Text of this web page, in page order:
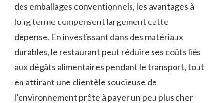
des emballages conventionnels, les avantages à
long terme compensent largement cette
dépense. En investissant dans des matériaux
durables, le restaurant peut réduire ses coûts liés
aux dégâts alimentaires pendant le transport, tout
en attirant une clientèle soucieuse de
l’environnement prête à payer un peu plus cher